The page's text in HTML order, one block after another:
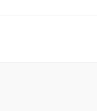
Купить в 1 клик